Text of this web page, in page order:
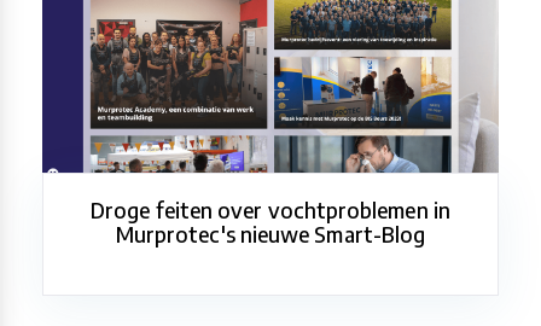
Droge feiten over vochtproblemen in
Murprotec's nieuwe Smart-Blog